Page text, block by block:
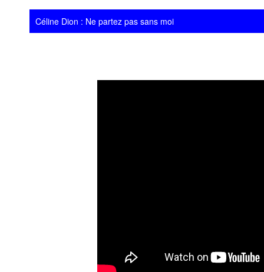
Céline Dion : Ne partez pas sans moi